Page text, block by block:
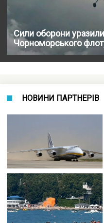
Сили оборони
Чорноморського
НОВИНИ ПАРТНЕРІВ